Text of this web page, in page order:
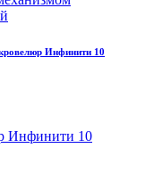
Инфинити 10